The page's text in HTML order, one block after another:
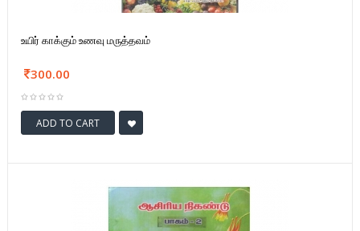
உயிர் காக்கும் உணவு மருத்தவம்
300.00
ADD TO CART